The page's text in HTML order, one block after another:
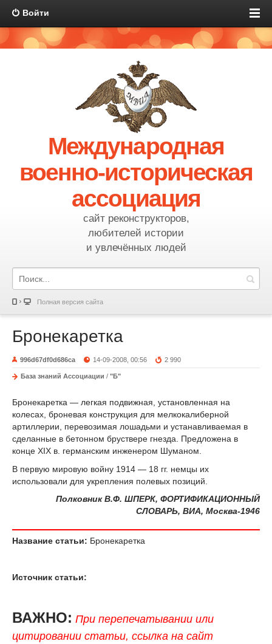
Войти
Международная
военно-историческая
ассоциация
сайт реконструкторов,
любителей истории
и увлечённых людей
Полная версия сайта
Бронекаретка
996d67df0d686ca 14-09-2008, 00:56 2 990
База знаний Ассоциации / "Б"
Бронекаретка — легкая подвижная, установленная на
колесах, броневая конструкция для мелкокалиберной
артиллерии, перевозимая лошадьми и устанавливаемая в
сделанные в бетонном бруствере гнезда. Предложена в
конце XIX в. германским инженером Шуманом.
В первую мировую войну 1914 — 18 гг. немцы их
использовали для укрепления полевых позиций.
Полковник В.Ф. ШПЕРК, ФОРТИФИКАЦИОННЫЙ
СЛОВАРЬ, ВИА, Москва-1946
Название статьи: Бронекаретка
Источник статьи:
ВАЖНО: При перепечатывании или
цитировании статьи, ссылка на сайт